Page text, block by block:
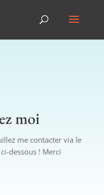
moi
me contacter via le
dessous ! Merci